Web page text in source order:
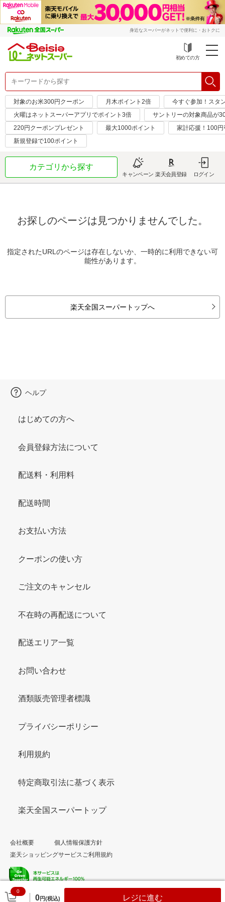
身近なスーパーがネットで便利に・おトクに
初めての方
対象のお米300円クーポン 月木ポイント2倍
今すぐ参加！スタ
火曜はネットスーパーアプリでポイント3倍
サントリーの対象商品が
220円クーポンプレゼント
最大1000ポイント
家計応援！100
新規登録で100ポイント
カテゴリから探す
キャンペーン 楽天会員登録 ログイン
お探しのページは見つかりませんでした。
指定されたURLのページは存在しないか、一時的に利用できない可
能性があります。
楽天全国スーパートップへ
0
0円(税込) レジに進む
ヘルプ
はじめての方へ
会員登録方法について
配送料・利用料
配送時間
お支払い方法
クーポンの使い方
ご注文のキャンセル
不在時の再配送について
配送エリア一覧
お問い合わせ
酒類販売管理者標識
プライバシーポリシー
利用規約
特定商取引法に基づく表示
楽天全国スーパートップ
会社概要
個人情報保護方針
楽天ショッピングサービスご利用規約
© Rakuten Group, Inc.